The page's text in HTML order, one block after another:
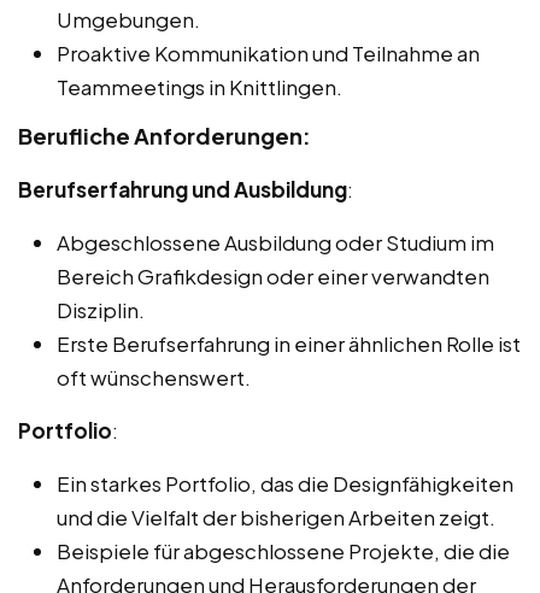
Umgebungen.
Proaktive Kommunikation und Teilnahme an
Teammeetings in Knittlingen.
Berufliche Anforderungen:
Berufserfahrung und Ausbildung:
Abgeschlossene Ausbildung oder Studium im
Bereich Grafikdesign oder einer verwandten
Disziplin.
Erste Berufserfahrung in einer ähnlichen Rolle ist
oft wünschenswert.
Portfolio:
Ein starkes Portfolio, das die Designfähigkeiten
und die Vielfalt der bisherigen Arbeiten zeigt.
Beispiele für abgeschlossene Projekte, die die
Anforderungen und Herausforderungen der